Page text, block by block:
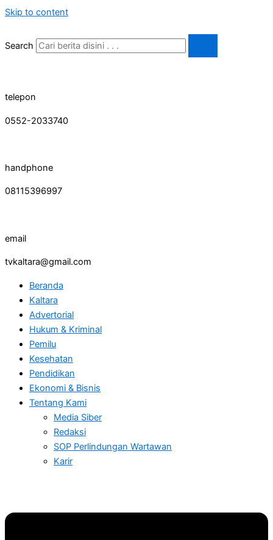
Skip to content
Search
telepon
0552-2033740
handphone
08115396997
email
tvkaltara@gmail.com
Beranda
Kaltara
Advertorial
Hukum & Kriminal
Pemilu
Kesehatan
Pendidikan
Ekonomi & Bisnis
Tentang Kami
Media Siber
Redaksi
SOP Perlindungan Wartawan
Karir